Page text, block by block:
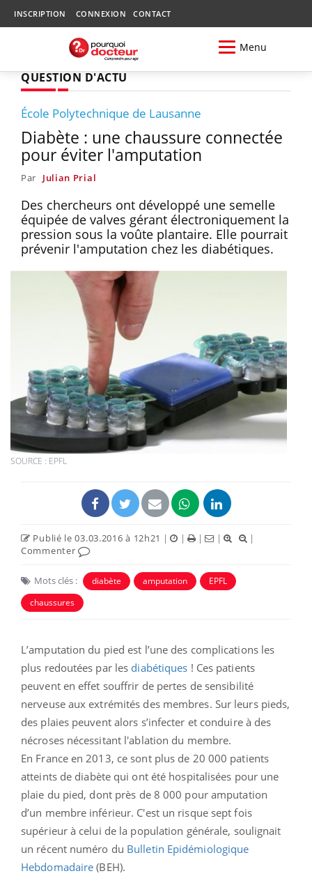
INSCRIPTION CONNEXION CONTACT
Menu
QUESTION D'ACTU
École Polytechnique de Lausanne
Diabète : une chaussure connectée
pour éviter l'amputation
Par Julian Prial
Des chercheurs ont développé une semelle
équipée de valves gérant électroniquement la
pression sous la voûte plantaire. Elle pourrait
prévenir l'amputation chez les diabétiques.
SOURCE : EPFL
Publié le 03.03.2016 à 12h21 | | | |
|
Commenter
Mots clés : diabète amputation
EPFL
chaussures
L’amputation du pied est l’une des complications les
plus redoutées par les diabétiques ! Ces patients
peuvent en effet souffrir de pertes de sensibilité
nerveuse aux extrémités des membres. Sur leurs pieds,
des plaies peuvent alors s’infecter et conduire à des
nécroses nécessitant l'ablation du membre.
En France en 2013, ce sont plus de 20 000 patients
atteints de diabète qui ont été hospitalisées pour une
plaie du pied, dont près de 8 000 pour amputation
d’un membre inférieur. C'est un risque sept fois
supérieur à celui de la population générale, soulignait
un récent numéro du Bulletin Epidémiologique
Hebdomadaire (BEH).